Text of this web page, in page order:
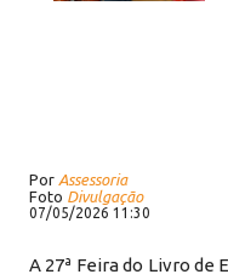
Por Assessoria
Foto Divulgação
07/05/2026 11:30
A 27ª Feira do Livro